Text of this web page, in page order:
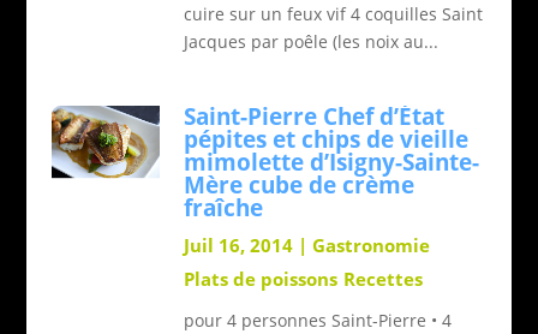
cuire sur un feux vif 4 coquilles Saint
Jacques par poêle (les noix au...
Saint-Pierre Chef d’État
pépites et chips de vieille
mimolette d’Isigny-Sainte-
Mère cube de crème
fraîche
Juil 16, 2014 |Gastronomie
Plats de poissons Recettes
pour 4 personnes Saint-Pierre • 4